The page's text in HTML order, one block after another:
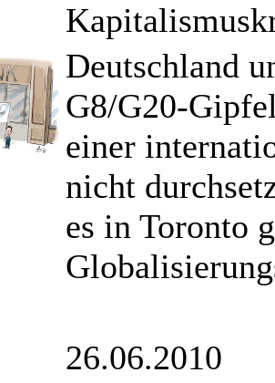
Deutschland
G8/G20-
einer
nicht
es in Toronto
26.06.2010